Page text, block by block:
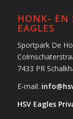
HONK- EN
EAGLES
Sportpark De
7433 PR
E-mail:
HSV Eagles